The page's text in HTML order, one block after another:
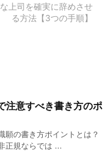
上司を確実に辞めさせ
る方法【3つの手順】
注意すべき書き方のポ
願の書き方ポイントとは？
正規ならでは ...